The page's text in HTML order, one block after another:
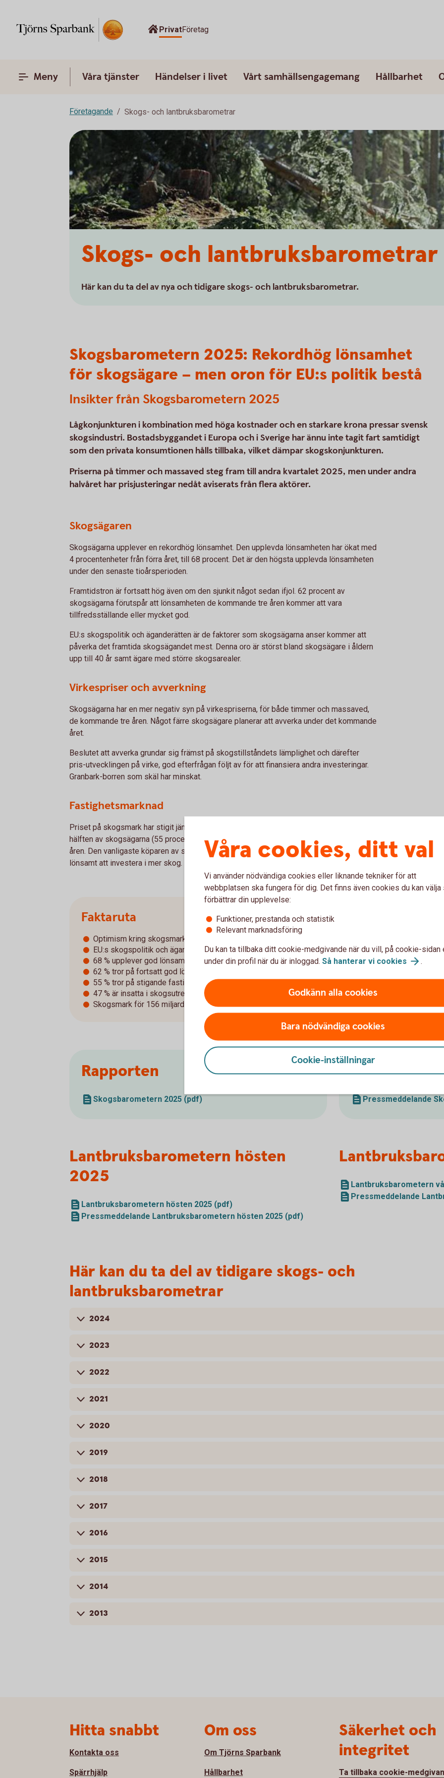
PrivatFöretag
Meny Våra tjänster Händelser i livet Vårt samhällsengagemang Hållbarhet
Företagande Skogs- och lantbruksbarometrar
Skogs- och lantbruksbarometrar
Här kan du ta del av nya och tidigare skogs- och lantbruksbarometrar.
Skogsbarometern 2025: Rekordhög lönsamhet
för skogsägare – men oron för EU:s politik bestå
Insikter från Skogsbarometern 2025
Lågkonjunkturen i kombination med höga kostnader och en starkare krona pressar svensk
skogsindustri. Bostadsbyggandet i Europa och i Sverige har ännu inte tagit fart samtidigt
som den privata konsumtionen hålls tillbaka, vilket dämpar skogskonjunkturen.
Priserna på timmer och massaved steg fram till andra kvartalet 2025, men under andra
halvåret har prisjusteringar nedåt aviserats från flera aktörer.
Skogsägaren
Skogsägarna upplever en rekordhög lönsamhet. Den upplevda lönsamheten har ökat med
4 procentenheter från förra året, till 68 procent. Det är den högsta upplevda lönsamheten
under den senaste tioårsperioden.
Framtidstron är fortsatt hög även om den sjunkit något sedan ifjol. 62 procent av
skogsägarna förutspår att lönsamheten de kommande tre åren kommer att vara
tillfredsställande eller mycket god.
EU:s skogspolitik och äganderätten är de faktorer som skogsägarna anser kommer att
påverka det framtida skogsägandet mest. Denna oro är störst bland skogsägare i åldern
upp till 40 år samt ägare med större skogsarealer.
Virkespriser och avverkning
Skogsägarna har en mer negativ syn på virkespriserna, för både timmer och massaved,
de kommande tre åren. Något färre skogsägare planerar att avverka under det kommande
året.
Beslutet att avverka grundar sig främst på skogstillståndets lämplighet och därefter
pris-utvecklingen på virke, god efterfrågan följt av för att finansiera andra investeringar.
Granbark-borren som skäl har minskat.
Fastighetsmarknad
Priset på skogsmark har stigit jämfört med 2024, starkt drivet av räntesänkningar. Drygt
hälften av skogsägarna (55 procent) tror på stigande fastighetspriser de kommande tre
åren. Den vanligaste köparen av skogsmark äger redan skog och många tycker att det är
lönsamt att investera i mer skog.
Faktaruta
Optimism kring skogsmarkspriser
EU:s skogspolitik och äganderätten oroar mest
68 % upplever god lönsamhet – högsta nivån på tio år
62 % tror på fortsatt god lönsamhet framöver
55 % tror på stigande fastighetspriser de kommande tre åren
47 % är insatta i skogsutredningen, fler positiva än negativa
Skogsmark för 156 miljarder kronor väntas byta ägare inom fem år
Rapporten
Skogsbarometern 2025 (pdf) Pressmeddelande
Lantbruksbarometern hösten
2025
Lantbruksbarometern hösten 2025 (pdf)
Pressmeddelande Lantbruksbarometern hösten 2025 (pdf)
Lantbruksbarometern
Pressmeddelande
Här kan du ta del av tidigare skogs- och
lantbruksbarometrar
2024
2023
2022
2021
2020
2019
2018
2017
2016
2015
2014
2013
Våra cookies, ditt val
Vi använder nödvändiga cookies eller liknande tekniker för att
webbplatsen ska fungera för dig. Det finns även cookies du kan välja
förbättrar din upplevelse:
Funktioner, prestanda och statistik
Relevant marknadsföring
Du kan ta tillbaka ditt cookie-medgivande när du vill, på cookie-sidan
under din profil när du är inloggad. Så hanterar vi cookies .
Godkänn alla cookies
Bara nödvändiga cookies
Cookie-inställningar
Hitta snabbt
Kontakta oss
Spärrhjälp
Om oss
Om Tjörns Sparbank
Hållbarhet
Säkerhet och
integritet
Ta tillbaka cookie-